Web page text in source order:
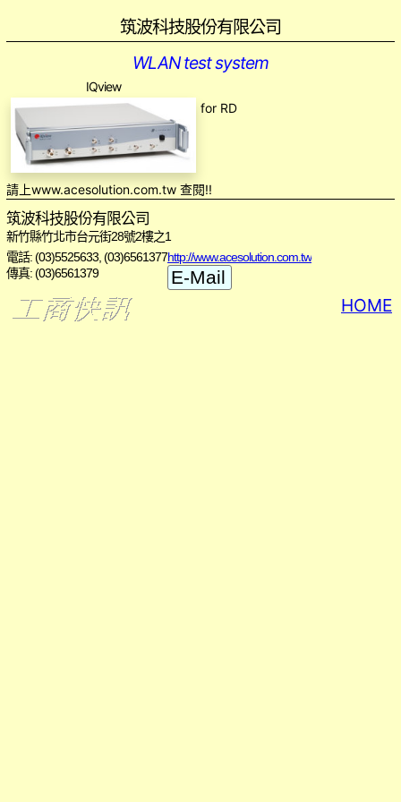
筑波科技股份有限公司
WLAN test system
IQview
for RD
請上www.acesolution.com.tw 查閱!!
筑波科技股份有限公司
新竹縣竹北市台元街28號2樓之1
電話: (03)5525633, (03)6561377
傳真: (03)6561379
http://www.acesolution.com.tw
HOME